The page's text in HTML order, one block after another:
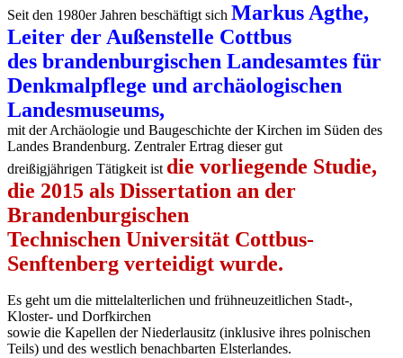
Seit den 1980er Jahren beschäftigt sich Markus Agthe,
Leiter der Außenstelle Cottbus
des brandenburgischen Landesamtes für
Denkmalpflege und archäologischen
Landesmuseums,
mit der Archäologie und Baugeschichte der Kirchen im Süden des
Landes Brandenburg. Zentraler Ertrag dieser gut
dreißigjährigen Tätigkeit ist die vorliegende Studie,
die 2015 als Dissertation an der
Brandenburgischen
Technischen Universität Cottbus-
Senftenberg verteidigt wurde.
Es geht um die mittelalterlichen und frühneuzeitlichen Stadt-,
Kloster- und Dorfkirchen
sowie die Kapellen der Niederlausitz (inklusive ihres polnischen
Teils) und des westlich benachbarten Elsterlandes.